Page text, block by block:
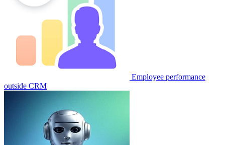
Employee performance
outside CRM